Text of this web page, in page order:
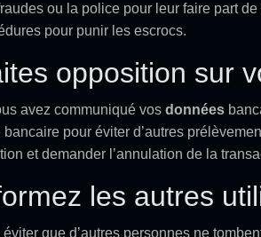
ou la police pour leur faire part
pour punir les escrocs.
opposition sur
avez communiqué vos données
bancaire pour éviter d’autres
et demander l’annulation de la
les autres
éviter que d’autres personnes ne